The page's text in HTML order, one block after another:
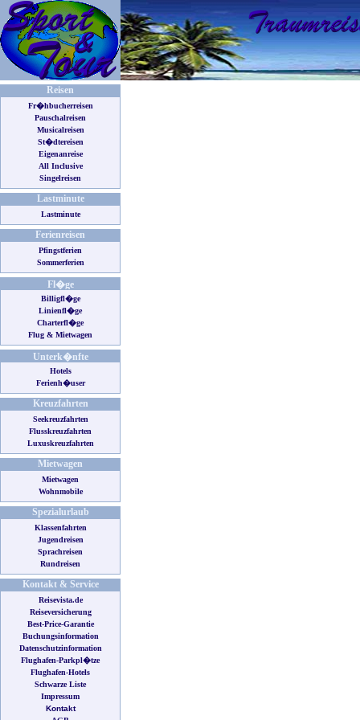
Reisen
Fr�hbucherreisen
Pauschalreisen
Musicalreisen
St�dtereisen
Eigenanreise
All Inclusive
Singelreisen
Lastminute
Lastminute
Ferienreisen
Pfingstferien
Sommerferien
Fl�ge
Billigfl�ge
Linienfl�ge
Charterfl�ge
Flug & Mietwagen
Unterk�nfte
Hotels
Ferienh�user
Kreuzfahrten
Seekreuzfahrten
Flusskreuzfahrten
Luxuskreuzfahrten
Mietwagen
Mietwagen
Wohnmobile
Spezialurlaub
Klassenfahrten
Jugendreisen
Sprachreisen
Rundreisen
Kontakt & Service
Reisevista.de
Reiseversicherung
Best-Price-Garantie
Buchungsinformation
Datenschutzinformation
Flughafen-Parkpl�tze
Flughafen-Hotels
Schwarze Liste
Impressum
Kontakt